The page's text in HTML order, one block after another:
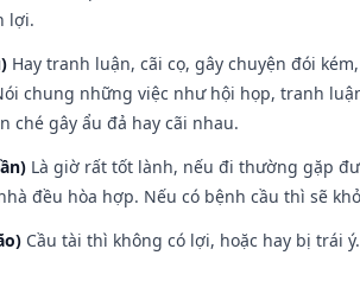
lợi.
Hay tranh luận, cãi cọ, gây chuyện đói
chung những việc như hội họp, tranh
ché gây ẩu đả hay cãi nhau.
Là giờ rất tốt lành, nếu đi thường gặp
đều hòa hợp. Nếu có bệnh cầu thì sẽ
Cầu tài thì không có lợi, hoặc hay bị trái